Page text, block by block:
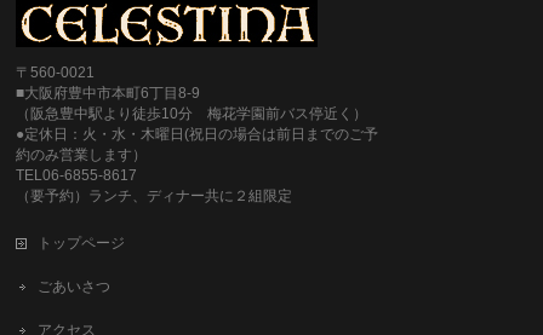
〒560-0021
■大阪府豊中市本町6丁目8-9
（阪急豊中駅より徒歩10分 梅花学園前バス停近く）
●定休日：火・水・木曜日(祝日の場合は前日までのご予
約のみ営業します）
TEL06-6855-8617
（要予約）ランチ、ディナー共に２組限定
トップページ
ごあいさつ
アクセス